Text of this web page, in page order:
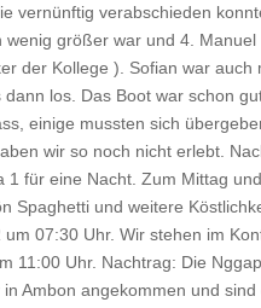
vernünftig verabschieden
wenig größer war und 4.
der Kollege ). Sofian war
los. Das Boot war schon
einige mussten sich
wir so noch nicht erlebt.
1 für eine Nacht. Zum Mittag
Spaghetti und weitere
07:30 Uhr. Wir stehen im
11:00 Uhr. Nachtrag: Die
Ambon angekommen und